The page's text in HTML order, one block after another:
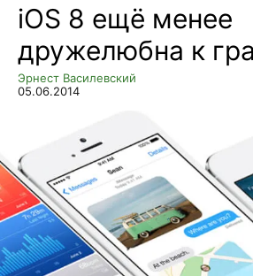
iOS 8 ещё менее
дружелюбна к
Эрнест Василевский
05.06.2014